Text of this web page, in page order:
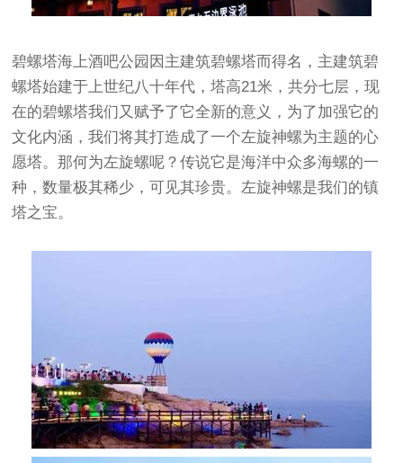
碧螺塔海上酒吧公园因主建筑碧螺塔而得名，主建筑碧
螺塔始建于上世纪八十年代，塔高21米，共分七层，现
在的碧螺塔我们又赋予了它全新的意义，为了加强它的
文化内涵，我们将其打造成了一个左旋神螺为主题的心
愿塔。那何为左旋螺呢？传说它是海洋中众多海螺的一
种，数量极其稀少，可见其珍贵。左旋神螺是我们的镇
塔之宝。